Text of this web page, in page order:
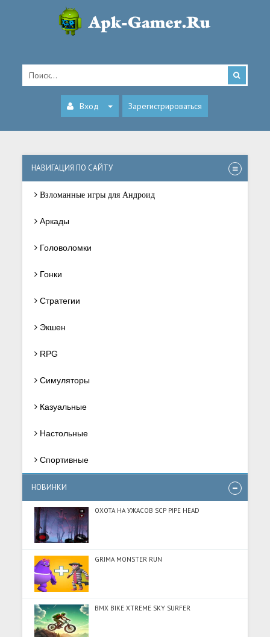
Вход Зарегистрироваться
НАВИГАЦИЯ ПО САЙТУ
Взломанные игры для Андроид
Аркады
Головоломки
Гонки
Стратегии
Экшен
RPG
Симуляторы
Казуальные
Настольные
Спортивные
НОВИНКИ
ОХОТА НА УЖАСОВ SCP PIPE HEAD
GRIMA MONSTER RUN
BMX BIKE XTREME SKY SURFER